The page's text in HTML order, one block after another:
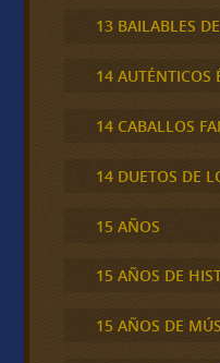
13 BAILABLES
14 AUTÉNTICOS
14 CABALLOS
14 DUETOS DE
15 AÑOS
15 AÑOS DE
15 AÑOS DE